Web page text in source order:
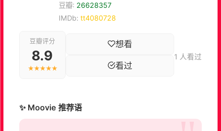
豆瓣: 26628357
IMDb: tt4080728
豆瓣评分
8.9
★★★★★
想看
看过
1 人看过
✨ Moovie 推荐语